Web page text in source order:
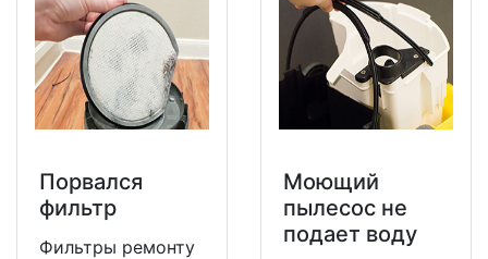
Порвался
фильтр
Фильтры ремонту
Моющий
пылесос не
подает воду